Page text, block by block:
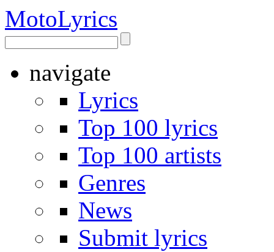
MotoLyrics
navigate
Lyrics
Top 100 lyrics
Top 100 artists
Genres
News
Submit lyrics